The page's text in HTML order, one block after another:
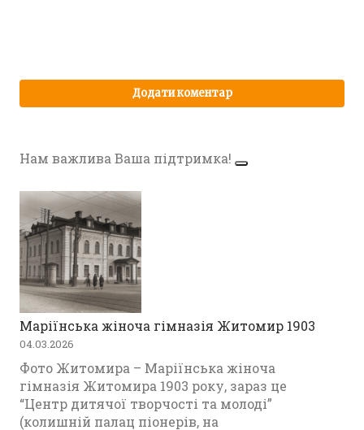
Нам важлива Ваша підтримка!
Маріїнська жіноча гімназія Житомир 1903
04.03.2026
Фото Житомира – Маріїнська жіноча
гімназія Житомира 1903 року, зараз це
“Центр дитячої творчості та молоді”
(колишній палац піонерів, на